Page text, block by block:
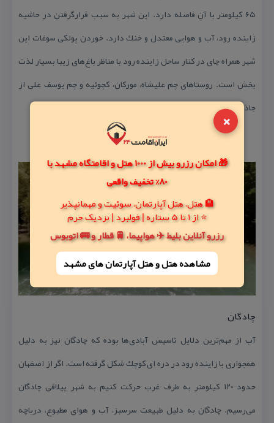
×
🎁 امکان رزرو بیش از 1000 هتل و اقامتگاه مشهد با
80% تخفیف واقعی
🏨 هتل، هتل آپارتمان، سوئیت و مهمانپذیر
⭐ از 1 تا 5 ستاره | فولبرد | نزدیک حرم
رزرو آنلاین بلیط ✈️ هواپیما، 🚆 قطار و 🚌 اتوبوس
مشاهده هتل و هتل‌ آپارتمان های مشهد
۶۵ كیلومتر با آن فاصله دارد. این شهر به سبب قرارگرفتن در حاشیه
زاینده رود، آب و هوایی معتدل و خنك دارد. خوردن پولكی سوغات این
شهر همراه چای در كنار ساحل زاینده رود با مناظر باغ‌های زیبا بسیار لذت
بخش است. روستاهای چم علیشاه، موركان، كچوئیه و چم یوسف علی از
جاذبه‌های گردشگری این شهر می‌باشد.
چادگان
آب از مهم‌ترین دلایل تاسیس آبادی‌ها بوده كه چادگان نیز به دلیل
همجواری با زاینده رود در دره ای كوچك شكل گرفته است. اگر از اصفهان
حدود ۱۲۰ كیلومتر به طرف غرب حركت كنیم به شهر ییلاقی چادگان
می‌رسیم. چادگان به دلیل طبیعت سرسبز، آب و هوای مطبوع، دریاچه